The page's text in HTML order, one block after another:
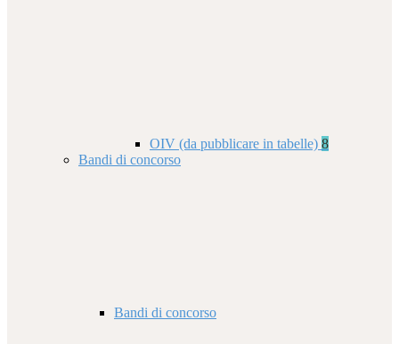
OIV (da pubblicare in tabelle) 8
Bandi di concorso
Bandi di concorso